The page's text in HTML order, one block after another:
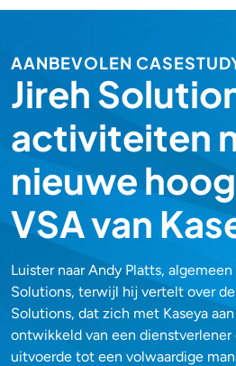
AANBEVOLEN
Jireh
activiteiten
nieuwe
VSA van
Luister naar Andy Platts,
Solutions, terwijl hij vertelt over
Solutions, dat zich met Kaseya
ontwikkeld van een dienstverlener
uitvoerde tot een volwaardige